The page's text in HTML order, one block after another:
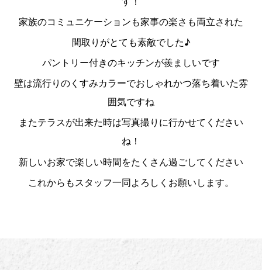
家族のコミュニケーションも家事の楽さも両立された
間取りがとても素敵でした♪
パントリー付きのキッチンが羨ましいです
壁は流行りのくすみカラーでおしゃれかつ落ち着いた雰
囲気ですね
またテラスが出来た時は写真撮りに行かせてください
ね！
新しいお家で楽しい時間をたくさん過ごしてください
これからもスタッフ一同よろしくお願いします。